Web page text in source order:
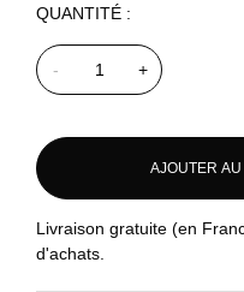
QUANTITÉ :
- +
AJOUTER AU
AJOUTER
Livraison gratuite (en
d'achats.